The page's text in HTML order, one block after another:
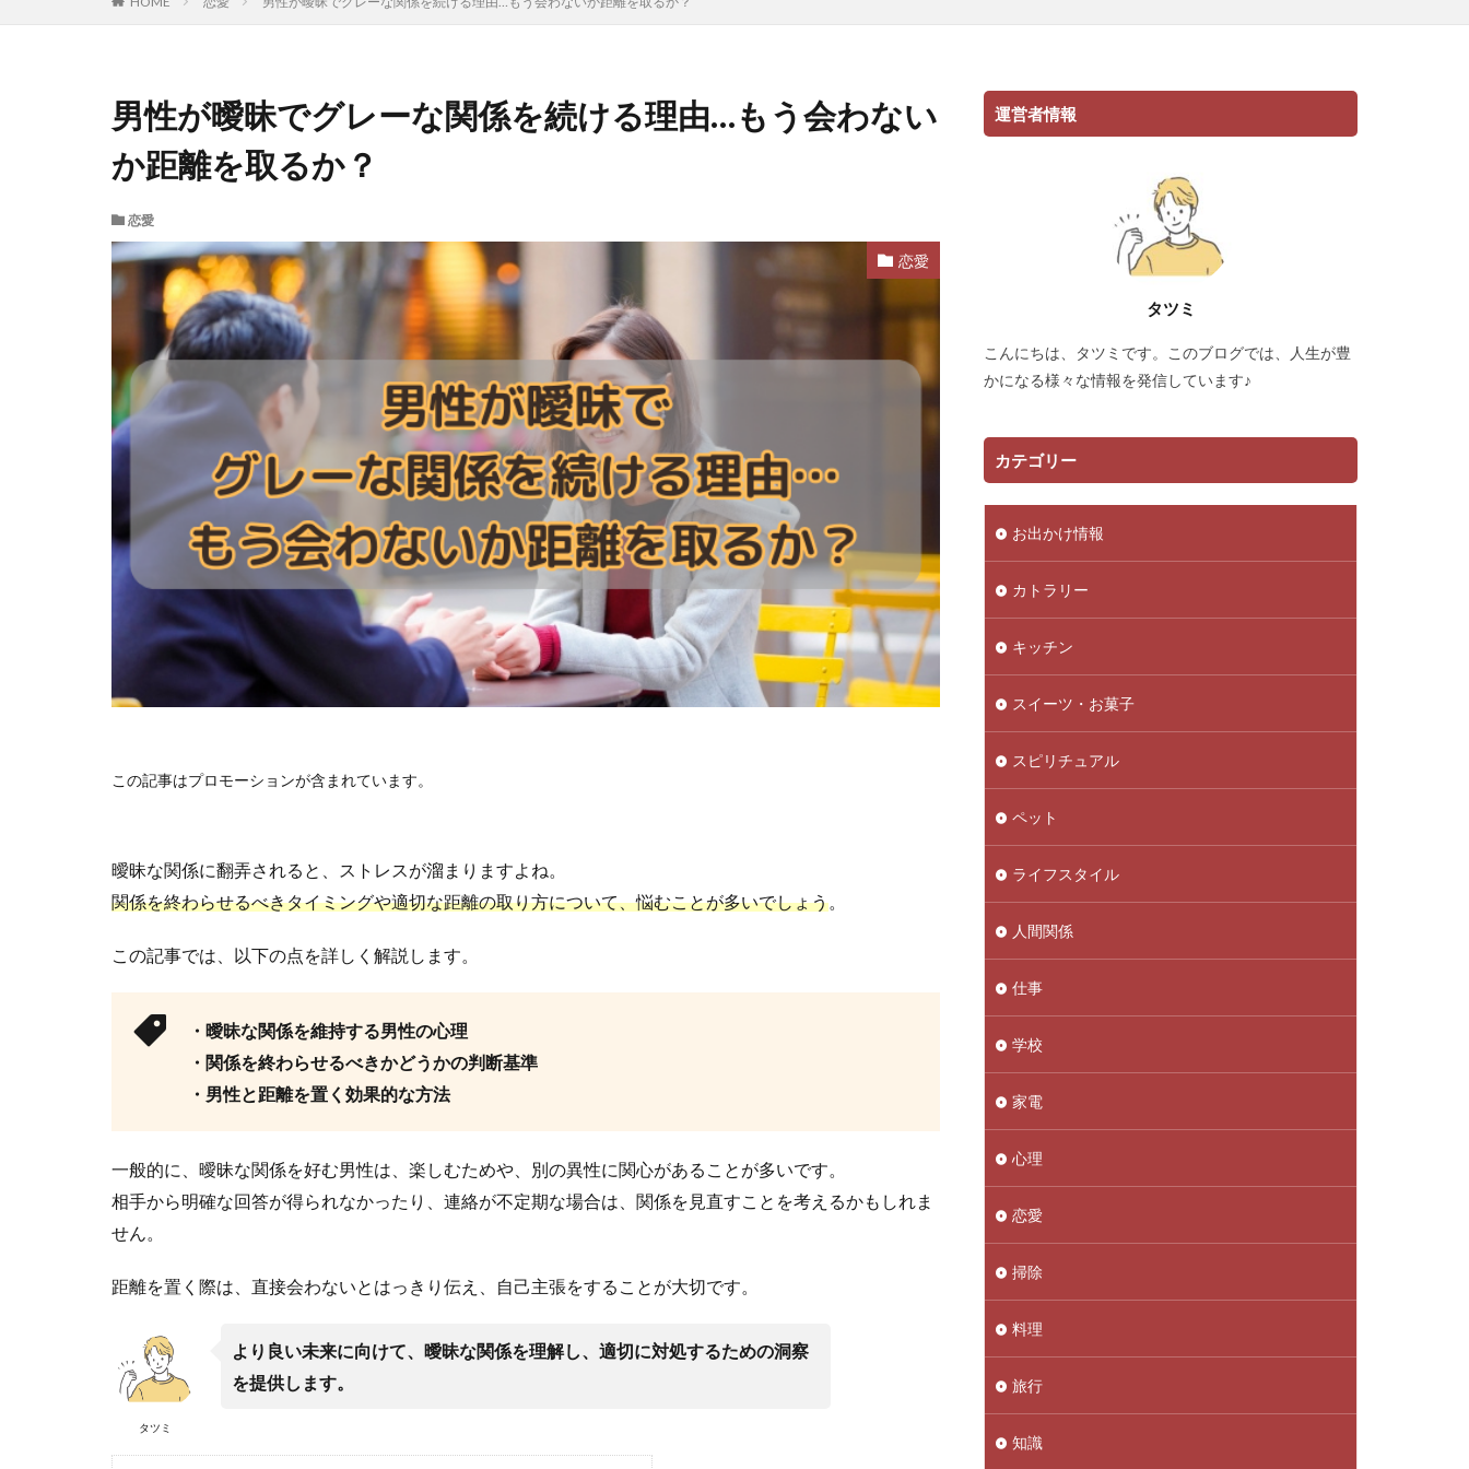
男性が曖昧でグレーな関係を続ける理由…もう会わない
か距離を取るか？
恋愛
恋愛
この記事はプロモーションが含まれています。
曖昧な関係に翻弄されると、ストレスが溜まりますよね。
関係を終わらせるべきタイミングや適切な距離の取り方について、悩むことが多いでしょう。
この記事では、以下の点を詳しく解説します。
・曖昧な関係を維持する男性の心理
・関係を終わらせるべきかどうかの判断基準
・男性と距離を置く効果的な方法
一般的に、曖昧な関係を好む男性は、楽しむためや、別の異性に関心があることが多いです。
相手から明確な回答が得られなかったり、連絡が不定期な場合は、関係を見直すことを考えるかもしれま
せん。
距離を置く際は、直接会わないとはっきり伝え、自己主張をすることが大切です。
タツミ
より良い未来に向けて、曖昧な関係を理解し、適切に対処するための洞察
を提供します。
運営者情報
タツミ
こんにちは、タツミです。このブログでは、人生が豊
かになる様々な情報を発信しています♪
カテゴリー
お出かけ情報
カトラリー
キッチン
スイーツ・お菓子
スピリチュアル
ペット
ライフスタイル
人間関係
仕事
学校
家電
心理
恋愛
掃除
料理
旅行
知識